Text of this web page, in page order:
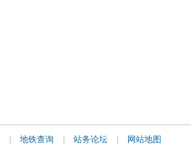
| 地铁查询 | 站务论坛 | 网站地图